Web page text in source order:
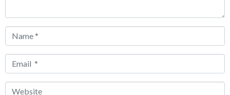
Name
Email
Website